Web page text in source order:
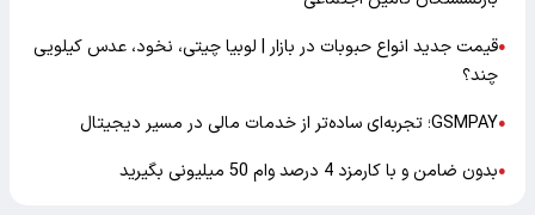
●قیمت جدید انواع حبوبات در بازار | لوبیا چیتی، نخود، عدس کیلویی
چند؟
●GSMPAY؛ تجربه‌ای ساده‌تر از خدمات مالی در مسیر دیجیتال
●بدون ضامن و با کارمزد 4 درصد وام 50 میلیونی بگیرید